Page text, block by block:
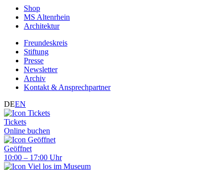
Shop
MS Altenrhein
Architektur
Freundeskreis
Stiftung
Presse
Newsletter
Archiv
Kontakt & Ansprechpartner
DEEN
Tickets
Online buchen
Geöffnet
10:00 – 17:00 Uhr